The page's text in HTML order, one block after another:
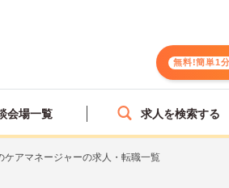
無料!簡単1分
会場一覧 求人を検索する
ケアマネージャーの求人・転職一覧